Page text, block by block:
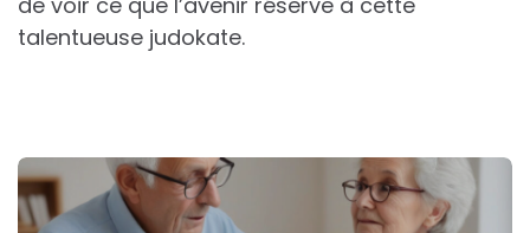
talentueuse judokate.
Post
navigation